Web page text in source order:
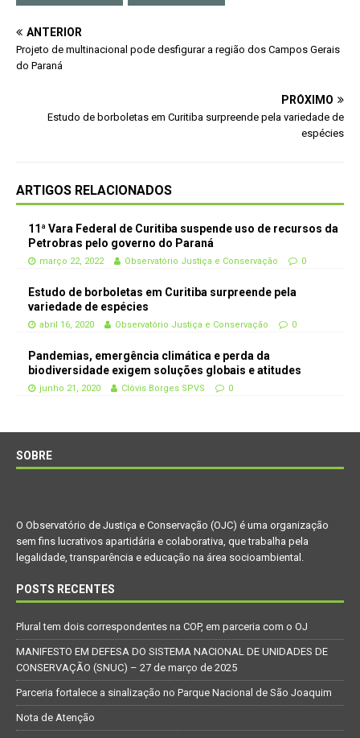
ANTERIOR
Projeto de multinacional pode desfigurar a região dos Campos Gerais
do Paraná
PRÓXIMO
Estudo de borboletas em Curitiba surpreende pela variedade de
espécies
ARTIGOS RELACIONADOS
11ª Vara Federal de Curitiba suspende uso de recursos da
Petrobras pelo governo do Paraná
março 22, 2022 Observatório Justiça e Conservação 0
Estudo de borboletas em Curitiba surpreende pela
variedade de espécies
abril 16, 2020 Observatório Justiça e Conservação 0
Pandemias, emergência climática e perda da
biodiversidade exigem soluções globais e atitudes
junho 21, 2020 Clóvis Borges SPVS 0
SOBRE
O Observatório de Justiça e Conservação (OJC) é uma organização
sem fins lucrativos apartidária e colaborativa, que trabalha pela
legalidade, transparência e educação na área socioambiental.
POSTS RECENTES
Plural tem dois correspondentes na COP, em parceria com o OJ
MANIFESTO EM DEFESA DO SISTEMA NACIONAL DE UNIDADES DE
CONSERVAÇÃO (SNUC) – 27 de março de 2025
Parceria fortalece a sinalização no Parque Nacional de São Joaquim
Nota de Atenção